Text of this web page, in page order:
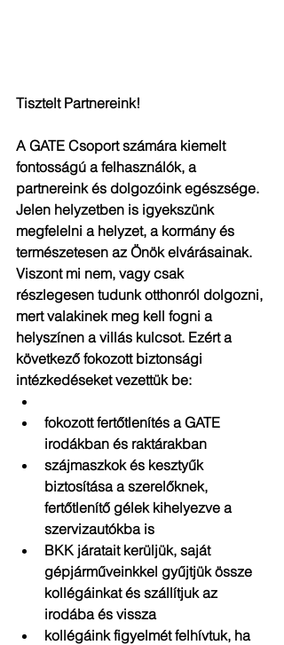
Tisztelt Partnereink!
A GATE Csoport számára kiemelt
fontosságú a felhasználók, a
partnereink és dolgozóink egészsége.
Jelen helyzetben is igyekszünk
megfelelni a helyzet, a kormány és
természetesen az Önök elvárásainak.
Viszont mi nem, vagy csak
részlegesen tudunk otthonról dolgozni,
mert valakinek meg kell fogni a
helyszínen a villás kulcsot. Ezért a
következő fokozott biztonsági
intézkedéseket vezettük be:
fokozott fertőtlenítés a GATE
irodákban és raktárakban
szájmaszkok és kesztyűk
biztosítása a szerelőknek,
fertőtlenítő gélek kihelyezve a
szervizautókba is
BKK járatait kerüljük, saját
gépjárműveinkkel gyűjtjük össze
kollégáinkat és szállítjuk az
irodába és vissza
kollégáink figyelmét felhívtuk, ha